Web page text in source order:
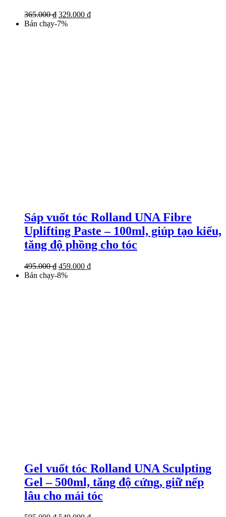
365.000₫ Giá
gốc
329.000 ₫Giá
Bán chạy-7%
Sáp vuốt tóc Rolland UNA Fibre
Uplifting Paste – 100ml, giúp tạo kiểu,
tăng độ phồng cho tóc
495.000₫ Giá
gốc
459.000 ₫Giá
Bán chạy-8%
Gel vuốt tóc Rolland UNA Sculpting
Gel – 500ml, tăng độ cứng, giữ nếp
lâu cho mái tóc